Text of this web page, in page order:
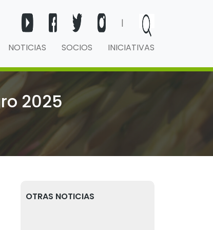
|
NOTICIAS SOCIOS INICIATIVAS
2025
OTRAS NOTICIAS